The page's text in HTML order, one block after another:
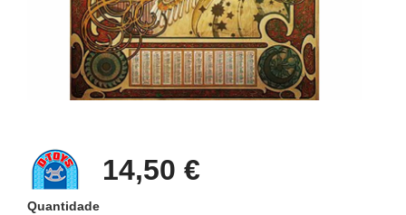
14,50 €
Quantidade